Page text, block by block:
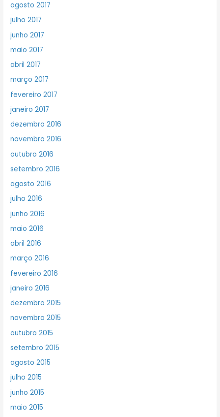
agosto 2017
julho 2017
junho 2017
maio 2017
abril 2017
março 2017
fevereiro 2017
janeiro 2017
dezembro 2016
novembro 2016
outubro 2016
setembro 2016
agosto 2016
julho 2016
junho 2016
maio 2016
abril 2016
março 2016
fevereiro 2016
janeiro 2016
dezembro 2015
novembro 2015
outubro 2015
setembro 2015
agosto 2015
julho 2015
junho 2015
maio 2015